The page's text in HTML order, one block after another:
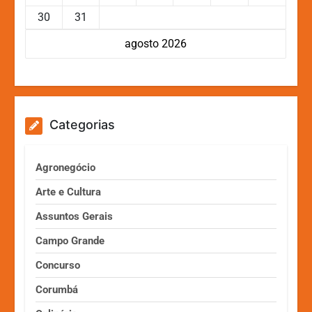
agosto 2026
30
31
Categorias
Agronegócio
Arte e Cultura
Assuntos Gerais
Campo Grande
Concurso
Corumbá